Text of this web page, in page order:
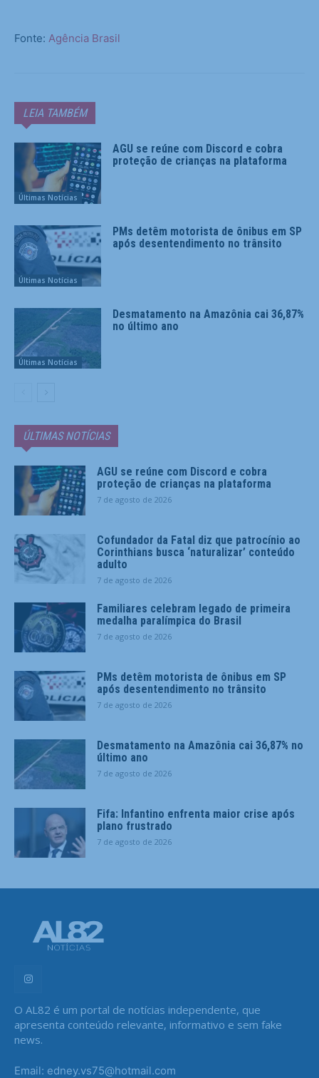
Fonte: Agência Brasil
LEIA TAMBÉM
Últimas Notícias
AGU se reúne com Discord e cobra
proteção de crianças na plataforma
Últimas Notícias
PMs detêm motorista de ônibus em SP
após desentendimento no trânsito
Últimas Notícias
Desmatamento na Amazônia cai 36,87%
no último ano
ÚLTIMAS NOTÍCIAS
AGU se reúne com Discord e cobra
proteção de crianças na plataforma
7 de agosto de 2026
Cofundador da Fatal diz que patrocínio ao
Corinthians busca ‘naturalizar’ conteúdo
adulto
7 de agosto de 2026
Familiares celebram legado de primeira
medalha paralímpica do Brasil
7 de agosto de 2026
PMs detêm motorista de ônibus em SP
após desentendimento no trânsito
7 de agosto de 2026
Desmatamento na Amazônia cai 36,87% no
último ano
7 de agosto de 2026
Fifa: Infantino enfrenta maior crise após
plano frustrado
7 de agosto de 2026
O AL82 é um portal de notícias independente, que
apresenta conteúdo relevante, informativo e sem fake
news.
Email: edney.vs75@hotmail.com